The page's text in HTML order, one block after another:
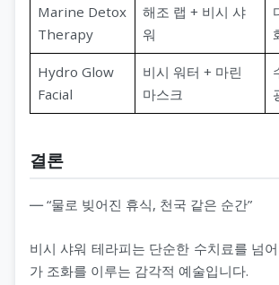
Marine Detox
Therapy
해조 랩 + 비시 샤
워
Hydro Glow
Facial
비시 워터 + 마린
마스크
결론
― “물로 빚어진 휴식, 천국 같은 순간”
비시 샤워 테라피는 단순한 수치료를 넘
가 조화를 이루는 감각적 예술입니다.